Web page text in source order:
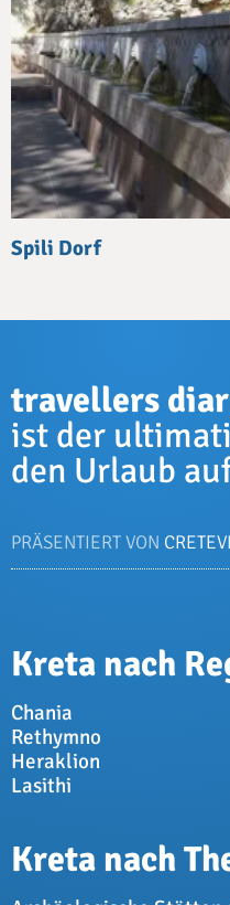
Spili Dorf
travellers
ist der
den Urlaub
PRÄSENTIERT VON
Kreta nach
Chania
Rethymno
Heraklion
Lasithi
Kreta nach